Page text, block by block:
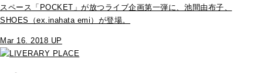
スペース「POCKET」が放つライブ企画第一弾に、池間由布子、
SHOES（ex.inahata emi）が登場。
Mar 16. 2018 UP